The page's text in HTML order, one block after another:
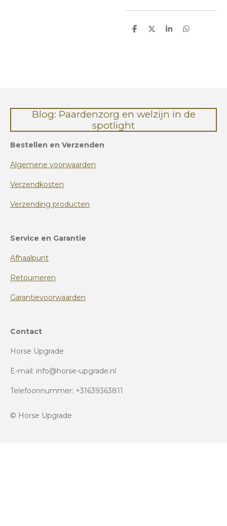
D
D
S
D
Blog: Paardenzorg en welzijn in de
spotlight
Bestellen en Verzenden
Algemene voorwaarden
Verzendkosten
Verzending producten
Service en Garantie
Afhaalpunt
Retourneren
Garantievoorwaarden
Contact
Horse Upgrade
E-mail: info@horse-upgrade.nl
Telefoonnummer: +31639363811
© Horse Upgrade